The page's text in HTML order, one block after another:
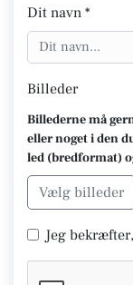
Dit navn *
Billeder
Billederne må
eller noget i den
led (bredformat)
Vælg billeder
Jeg